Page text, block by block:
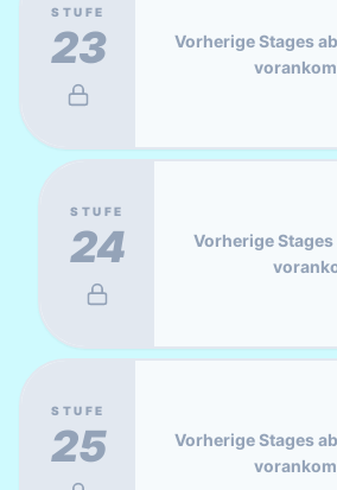
STUFE
23
Vorherige Stages
STUFE
24
Vorherige
STUFE
25
Vorherige Stages